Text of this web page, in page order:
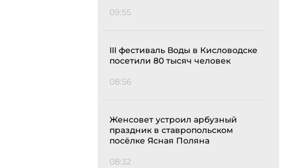
09:55
III фестиваль Воды в Кисловодске
посетили 80 тысяч человек
08:56
Женсовет устроил арбузный
праздник в ставропольском
посёлке Ясная Поляна
08:32